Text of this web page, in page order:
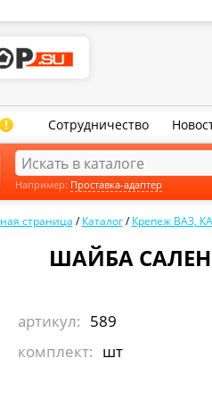
! Сотрудничество
страница /Каталог /Крепеж ВАЗ,
ШАЙБА
артикул: 589
комплект: шт
Например: Проставка-адаптер